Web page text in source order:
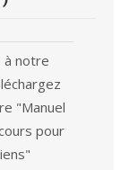
à notre
"Manuel
pour